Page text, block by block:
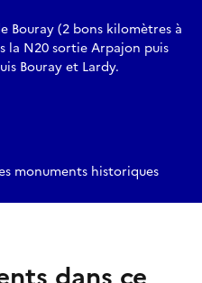
Bouray (2 bons kilomètres à
la N20 sortie Arpajon puis
Bouray et Lardy.
monuments historiques